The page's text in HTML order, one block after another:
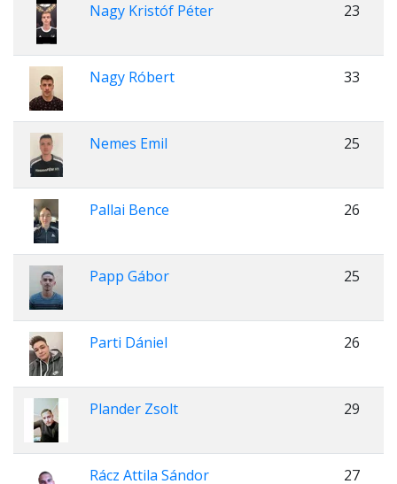
Nagy Kristóf Péter 23
Nagy Róbert 33
Nemes Emil 25
Pallai Bence 26
Papp Gábor 25
Parti Dániel 26
Plander Zsolt 29
Rácz Attila Sándor 27